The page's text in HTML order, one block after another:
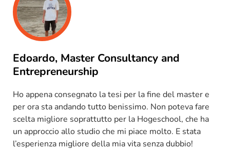
Edoardo, Master Consultancy and
Entrepreneurship
Ho appena consegnato la tesi per la fine del master e
per ora sta andando tutto benissimo. Non poteva fare
scelta migliore soprattutto per la Hogeschool, che ha
un approccio allo studio che mi piace molto. E stata
l’esperienza migliore della mia vita senza dubbio!